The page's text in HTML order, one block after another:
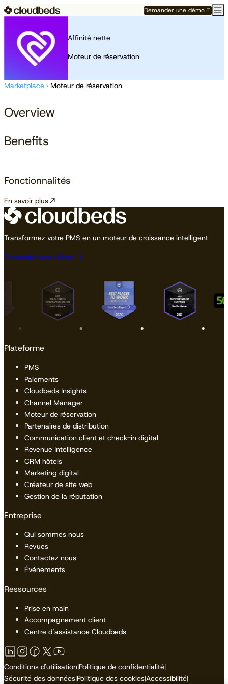
Demander une démo
Affinité nette
Moteur de réservation
Marketplace › Moteur de réservation
Overview
Benefits
Fonctionnalités
En savoir plus
Transformez votre PMS en un moteur de croissance intelligent
Demander une démo
Plateforme
PMS
Paiements
Cloudbeds Insights
Channel Manager
Moteur de réservation
Partenaires de distribution
Communication client et check-in digital
Revenue Intelligence
CRM hôtels
Marketing digital
Créateur de site web
Gestion de la réputation
Entreprise
Qui sommes nous
Revues
Contactez nous
Événements
Ressources
Prise en main
Accompagnement client
Centre d’assistance Cloudbeds
Conditions d'utilisation|Politique de confidentialité|
Sécurité des données|Politique des cookies|Accessibilité|